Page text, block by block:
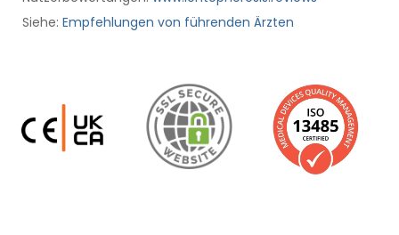
Siehe: Empfehlungen von führenden Ärzten